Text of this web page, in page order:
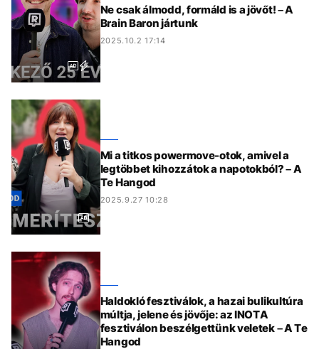
Ne csak álmodd, formáld is a jövőt! – A
Brain Baron jártunk
2025.10.2 17:14
Mi a titkos powermove-otok, amivel a
legtöbbet kihozzátok a napotokból? – A
Te Hangod
2025.9.27 10:28
Haldokló fesztiválok, a hazai bulikultúra
múltja, jelene és jövője: az INOTA
fesztiválon beszélgettünk veletek – A Te
Hangod